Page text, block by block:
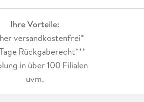
Ihre Vorteile:
versandkostenfrei*
Rückgaberecht***
in über 100 Filialen
uvm.